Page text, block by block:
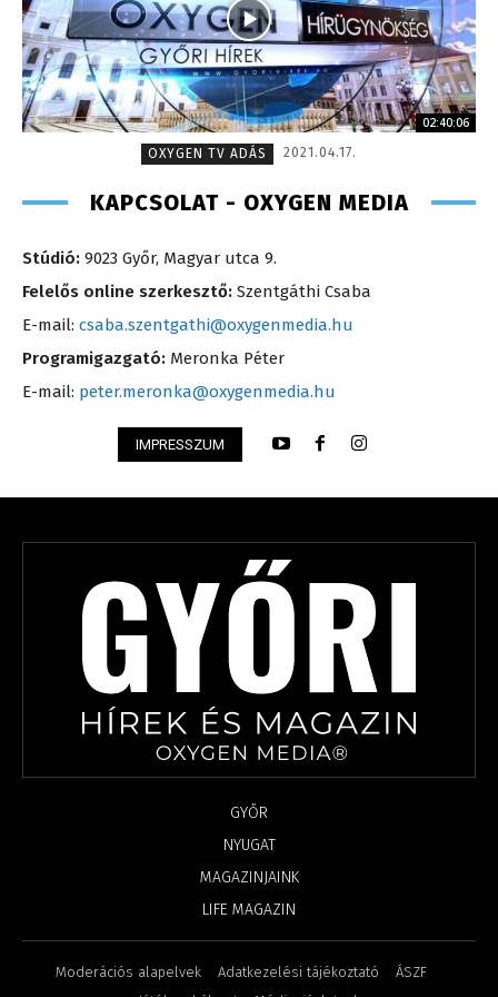
02:40:06
OXYGEN TV ADÁS
2021.04.17.
KAPCSOLAT - OXYGEN MEDIA
Stúdió: 9023 Győr, Magyar utca 9.
Felelős online szerkesztő: Szentgáthi Csaba
E-mail: csaba.szentgathi@oxygenmedia.hu
Programigazgató: Meronka Péter
E-mail: peter.meronka@oxygenmedia.hu
IMPRESSZUM
GYŐR
NYUGAT
MAGAZINJAINK
LIFE MAGAZIN
Moderációs alapelvek Adatkezelési tájékoztató
ÁSZF